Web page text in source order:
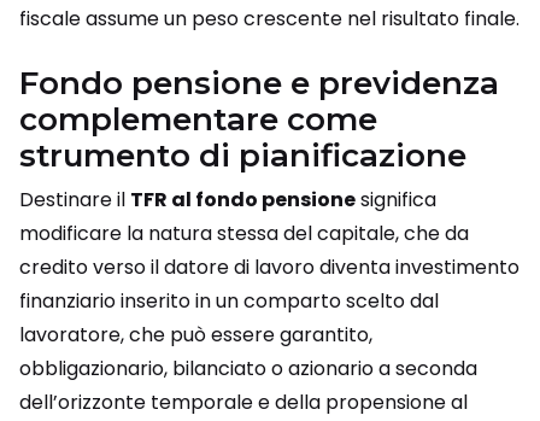
fiscale assume un peso crescente nel risultato finale.
Fondo pensione e previdenza
complementare come
strumento di pianificazione
Destinare il TFR al fondo pensionesignifica
modificare la natura stessa del capitale, che da
credito verso il datore di lavoro diventa investimento
finanziario inserito in un comparto scelto dal
lavoratore, che può essere garantito,
obbligazionario, bilanciato o azionario a seconda
dell’orizzonte temporale e della propensione al